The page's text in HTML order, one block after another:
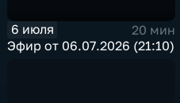
6 июля
20 мин
Эфир от 06.07.2026 (21:10)